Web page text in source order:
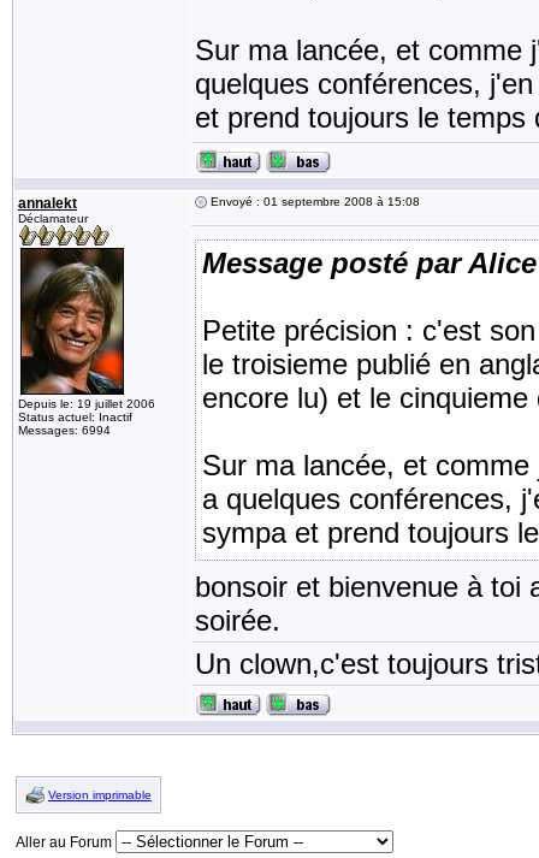
Sur ma lancée, et comme
quelques conférences,
et prend toujours le
annalekt
Déclamateur
Depuis le: 19 juillet 2006
Status actuel: Inactif
Messages: 6994
Envoyé : 01 septembre 2008 à 15:08
Message posté par
Petite précision : c'est
le troisieme publié en
encore lu) et le
Sur ma lancée, et
a quelques conférences,
sympa et prend toujours
bonsoir et bienvenue à toi
soirée.
Un clown,c'est toujours
Version imprimable
Aller au Forum